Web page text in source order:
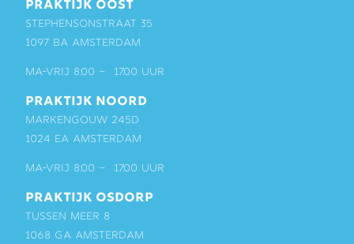
PRAKTIJK OOST
Stephensonstraat 35
1097 BA Amsterdam
ma-vrij 8:00 – 17:00 uur
PRAKTIJK NOORD
Markengouw 245D
1024 EA Amsterdam
ma-vrij 8:00 – 17:00 uur
PRAKTIJK OSDORP
Tussen Meer 8
1068 GA Amsterdam